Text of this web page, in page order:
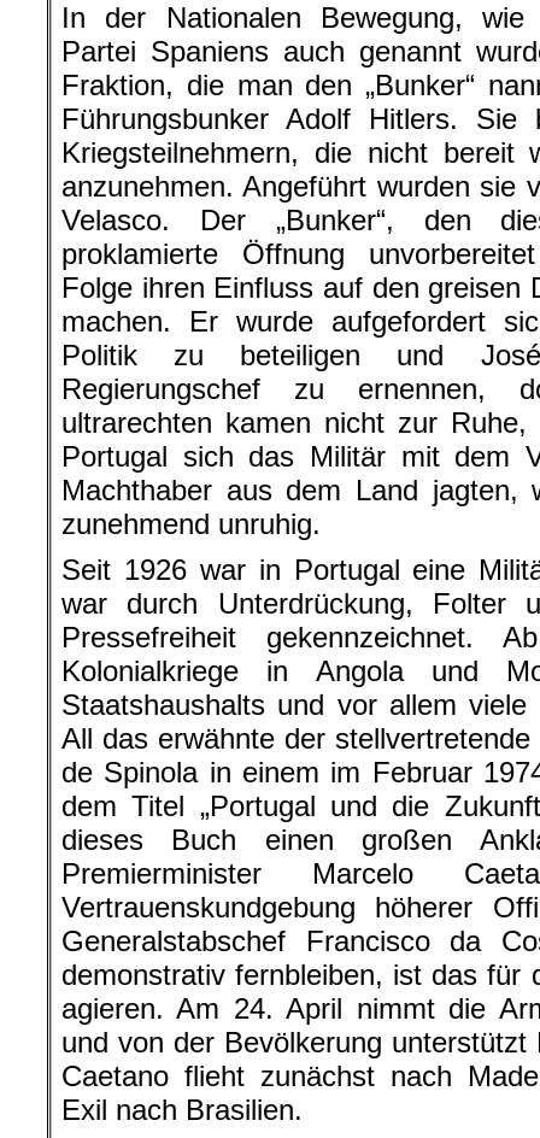
In der Nationalen Bewegung, wie
Partei Spaniens auch genannt
Fraktion, die man den „Bunker“
Führungsbunker Adolf Hitlers. Sie
Kriegsteilnehmern, die nicht bereit
anzunehmen. Angeführt wurden sie
Velasco. Der „Bunker“, den
proklamierte Öffnung
Folge ihren Einfluss auf den greisen
machen. Er wurde aufgefordert
Politik zu beteiligen und
Regierungschef zu ernennen,
ultrarechten kamen nicht zur
Portugal sich das Militär mit dem
Machthaber aus dem Land jagten,
zunehmend unruhig.
Seit 1926 war in Portugal eine
war durch Unterdrückung, Folter
Pressefreiheit gekennzeichnet.
Kolonialkriege in Angola und
Staatshaushalts und vor allem viele
All das erwähnte der
de Spinola in einem im Februar
dem Titel „Portugal und die
dieses Buch einen großen
Premierminister Marcelo
Vertrauenskundgebung höherer
Generalstabschef Francisco da
demonstrativ fernbleiben, ist das für
agieren. Am 24. April nimmt die
und von der Bevölkerung
Caetano flieht zunächst nach
Exil nach Brasilien.